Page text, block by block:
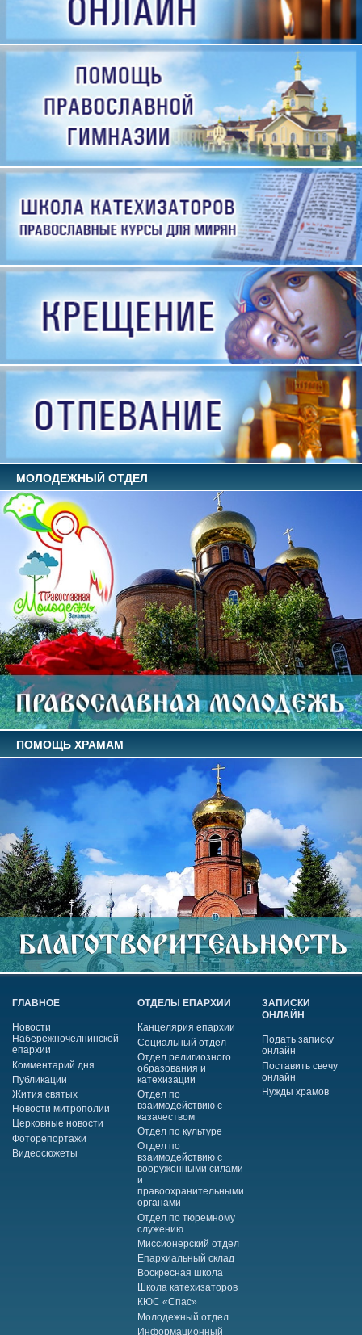
МОЛОДЕЖНЫЙ ОТДЕЛ
ПОМОЩЬ ХРАМАМ
ГЛАВНОЕ
Новости
Набережночелнинской
епархии
Комментарий дня
Публикации
Жития святых
Новости митрополии
Церковные новости
Фоторепортажи
Видеосюжеты
ОТДЕЛЫ ЕПАРХИИ
Канцелярия епархии
Социальный отдел
Отдел религиозного
образования и
катехизации
Отдел по
взаимодействию с
казачеством
Отдел по культуре
Отдел по
взаимодействию с
вооруженными силами
и
правоохранительными
органами
Отдел по тюремному
служению
Миссионерский отдел
Епархиальный склад
Воскресная школа
Школа катехизаторов
КЮС «Спас»
Молодежный отдел
Информационный
ЗАПИСКИ
ОНЛАЙН
Подать записку
онлайн
Поставить свечу
онлайн
Нужды храмов